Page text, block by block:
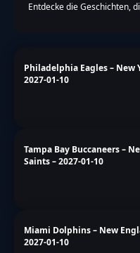
Entdecke die Geschichten,
Philadelphia Eagles – New
2027-01-10
Tampa Bay Buccaneers –
Saints – 2027-01-10
Miami Dolphins – New
2027-01-10